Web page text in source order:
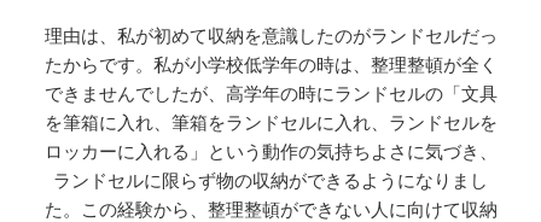
理由は、私が初めて収納を意識したのがランドセルだっ
たからです。私が小学校低学年の時は、整理整頓が全く
できませんでしたが、高学年の時にランドセルの「文具
を筆箱に入れ、筆箱をランドセルに入れ、ランドセルを
ロッカーに入れる」という動作の気持ちよさに気づき、
ランドセルに限らず物の収納ができるようになりまし
た。この経験から、整理整頓ができない人に向けて収納